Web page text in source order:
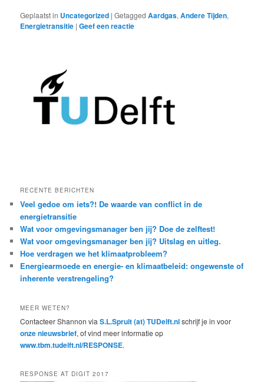
Geplaatst in Uncategorized |Getagged Aardgas,Andere Tijden,
Energietransitie |Geef een reactie
RECENTE BERICHTEN
Veel gedoe om iets?! De waarde van conflict in de
energietransitie
Wat voor omgevingsmanager ben jij? Doe de zelftest!
Wat voor omgevingsmanager ben jij? Uitslag en uitleg.
Hoe verdragen we het klimaatprobleem?
Energiearmoede en energie- en klimaatbeleid: ongewenste of
inherente verstrengeling?
MEER WETEN?
Contacteer Shannon viaS.L.Spruit (at) TUDelft.nlschrijf je in voor
onze nieuwsbrief, of vind meer informatie op
www.tbm.tudelft.nl/RESPONSE.
RESPONSE AT DIGIT 2017